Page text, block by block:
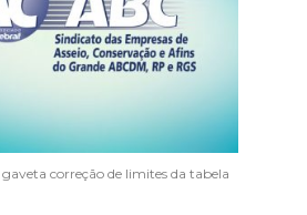
correção de limites da tabela